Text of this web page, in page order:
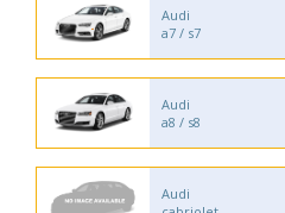
Audi
a7 / s7
Audi
a8 / s8
Audi